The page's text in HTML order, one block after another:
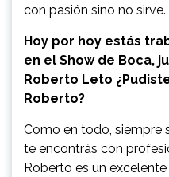
con pasión sino no sirve.
Hoy por hoy estás
en el Show de Boca,
Roberto Leto
Roberto?
Como en todo, siempre
te encontrás con
Roberto es un